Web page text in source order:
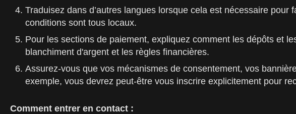
Traduisez dans d’autres langues lorsque cela est nécessaire
conditions sont tous locaux.
Pour les sections de paiement, expliquez comment les dépôts et
blanchiment d'argent et les règles financières.
Assurez-vous que vos mécanismes de consentement, vos
exemple, vous devrez peut-être vous inscrire explicitement pour
Comment entrer en contact :